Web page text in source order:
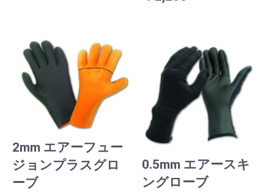
2mm エアーフュー
ジョンプラスグロ
ーブ
0.5mm エアースキ
ングローブ